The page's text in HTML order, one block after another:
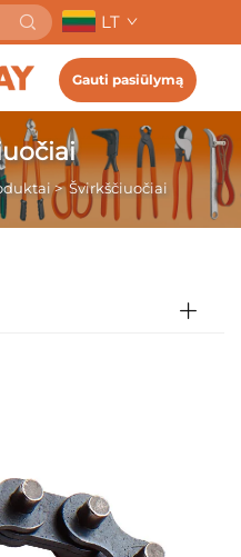
LT
Gauti pasiūlymą
>Švirkščiuočiai